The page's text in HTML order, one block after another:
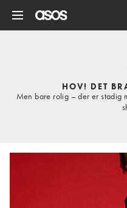
HOV! DET
Men bare rolig – der er stadig